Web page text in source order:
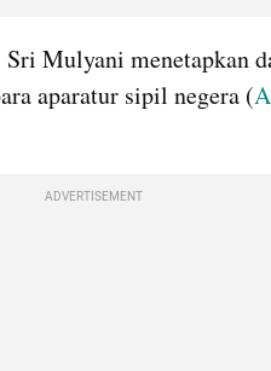
Mulyani menetapkan
aparatur sipil negera (
ADVERTISEMENT